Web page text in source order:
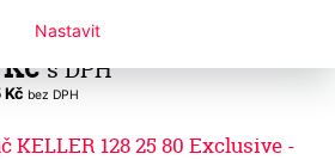
Nastavit
s DPH
Kč bez DPH
KELLER 128 25 80 Exclusive -